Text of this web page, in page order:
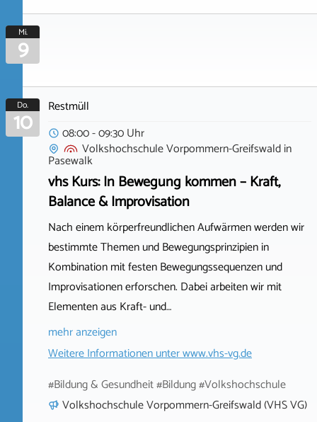
Mi.
9
Do.
10
Restmüll
08:00 - 09:30 Uhr
Volkshochschule Vorpommern-Greifswaldin
Pasewalk
vhs Kurs: In Bewegung kommen – Kraft,
Balance & Improvisation
Nach einem körperfreundlichen Aufwärmen werden wir
bestimmte Themen und Bewegungsprinzipien in
Kombination mit festen Bewegungssequenzen und
Improvisationen erforschen. Dabei arbeiten wir mit
Elementen aus Kraft- und…
mehr anzeigen
Weitere Informationen unterwww.vhs-vg.de
#Bildung & Gesundheit #Bildung #Volkshochschule
Volkshochschule Vorpommern-Greifswald (VHS VG)